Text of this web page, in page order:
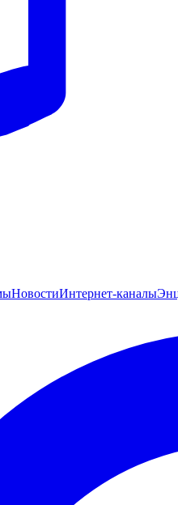
НовостиИнтернет-каналы